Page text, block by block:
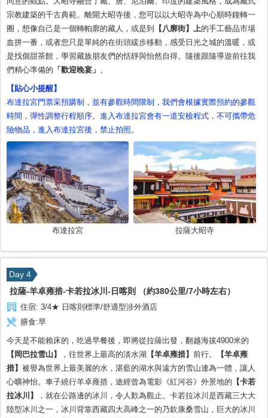
宗教建築的千古典範。離開大昭寺後，您可以以大昭寺為中心順時鐘轉一
圈，想像自己是一個轉帕廓的藏人，或是到 【八廓街】上的手工藝品市場
血拼一番，或者您只是單純的在街頭緩步移動，感受日光之城的溫暖，或
是找個甜茶館，學習藏族朋友們的恬靜與怡然自得。隨後跟隨導遊前往我
們精心準備的 「歡迎晚宴」 。
【貼心小提醒】
布達拉宮門票采預購制，並有參觀時間限制，我們會根據實際預約的參觀
時間，彈性調整行程順序。進入布達拉宮會有一道安檢程式，不可攜帶危
險物品，進入布達拉宮後，禁止拍照。
布達拉宮 拉薩大昭寺
Day 4
拉薩-羊卓雍措-卡若拉冰川-日喀則 （約380公里/7小時左右）
住宿: 3/4★ 日喀則標準/舒適型涉外酒店
膳食:早
今天是不能賴床的，吃過早餐後，即將從拉薩出發，翻越海拔4900米的
【岡巴拉雪山】
，往世界上最高的淡水湖 【羊卓雍措】 前行。
【羊卓雍
措】 被譽為世界上最美麗的水，湛藍的湖水與遠方的雪山連為一體，讓人
心曠神怡。車子繞行羊卓雍措，途經曾為電影《紅河谷》外景地的 【卡若
拉冰川】
，就在公路邊的冰川，令人歎為觀止。卡若拉冰川是西藏三大大
陸型冰川之一，冰川背靠西藏四大高峰之一的乃欽康桑雪山，巨大的冰川